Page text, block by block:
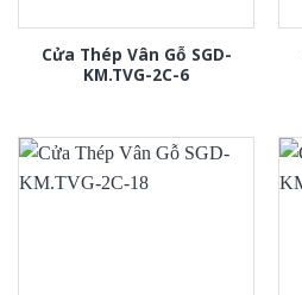
Cửa Thép Vân Gỗ SGD-
KM.TVG-2C-6